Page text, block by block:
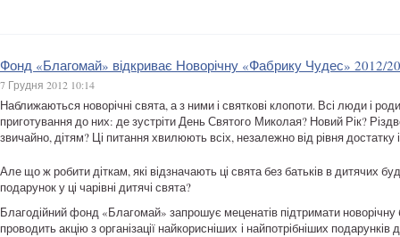
Фонд «Благомай» відкриває Новорічну «Фабрику Чудес» 2012/
7 Грудня 2012 10:14
Наближаються новорічні свята, а з ними і святкові клопоти. Всі люди і
приготування до них: де зустріти День Святого Миколая? Новий Рік?
звичайно, дітям? Ці питання хвилюють всіх, незалежно від рівня
Але що ж робити діткам, які відзначають ці свята без батьків в дитячих
подарунок у ці чарівні дитячі свята?
Благодійний фонд «Благомай» запрошує меценатів підтримати
проводить акцію з організації найкорисніших і найпотрібніших